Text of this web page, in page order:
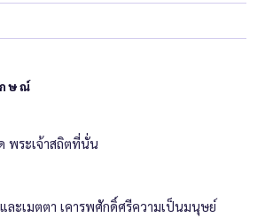
ษณ์
พระเจ้าสถิตที่นั่น
ละเมตตา เคารพศักดิ์ศรีความเป็นมนุษย์